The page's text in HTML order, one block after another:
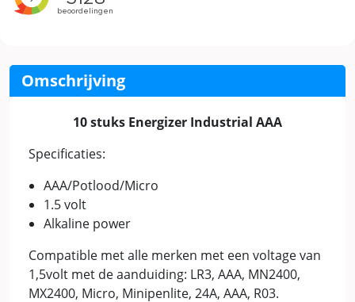
Omschrijving
10 stuks Energizer Industrial AAA
Specificaties:
AAA/Potlood/Micro
1.5 volt
Alkaline power
Compatible met alle merken met een voltage van
1,5volt met de aanduiding: LR3, AAA, MN2400,
MX2400, Micro, Minipenlite, 24A, AAA, R03.